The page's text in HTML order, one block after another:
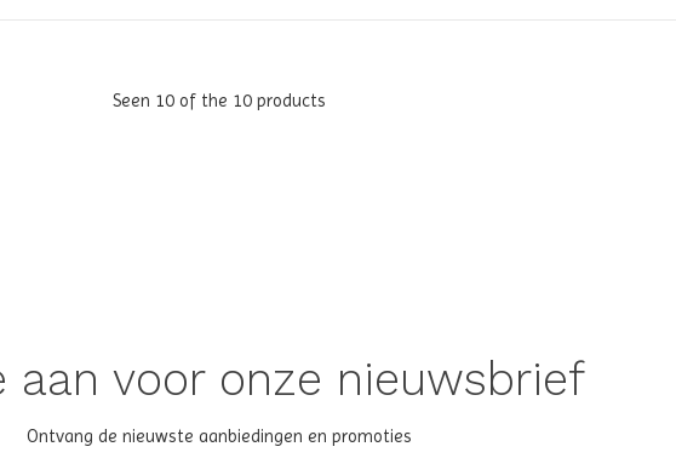
Seen 10 of the 10 products
aan voor onze nieuwsbrief
Ontvang de nieuwste aanbiedingen en promoties